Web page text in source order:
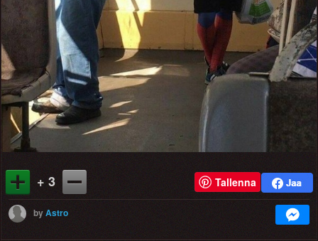
+ 3 Tallenna
byAstro